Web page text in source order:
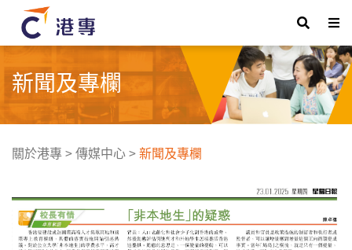
新聞及專欄
關於港專>傳媒中心>新聞及專欄